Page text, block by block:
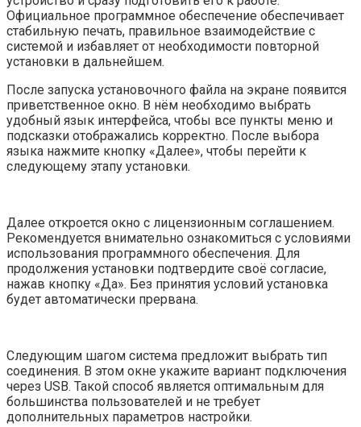
Официальное программное обеспечение обеспечивает
стабильную печать, правильное взаимодействие с
системой и избавляет от необходимости повторной
установки в дальнейшем.
После запуска установочного файла на экране появится
приветственное окно. В нём необходимо выбрать
удобный язык интерфейса, чтобы все пункты меню и
подсказки отображались корректно. После выбора
языка нажмите кнопку «Далее», чтобы перейти к
следующему этапу установки.
Далее откроется окно с лицензионным соглашением.
Рекомендуется внимательно ознакомиться с условиями
использования программного обеспечения. Для
продолжения установки подтвердите своё согласие,
нажав кнопку «Да». Без принятия условий установка
будет автоматически прервана.
Следующим шагом система предложит выбрать тип
соединения. В этом окне укажите вариант подключения
через USB. Такой способ является оптимальным для
большинства пользователей и не требует
дополнительных параметров настройки.